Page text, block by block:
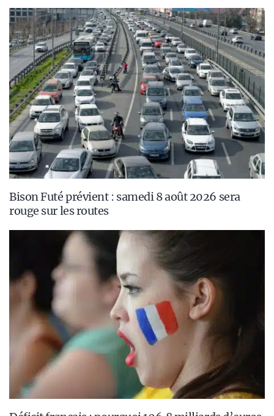
Bison Futé prévient : samedi 8 août 2026 sera
rouge sur les routes